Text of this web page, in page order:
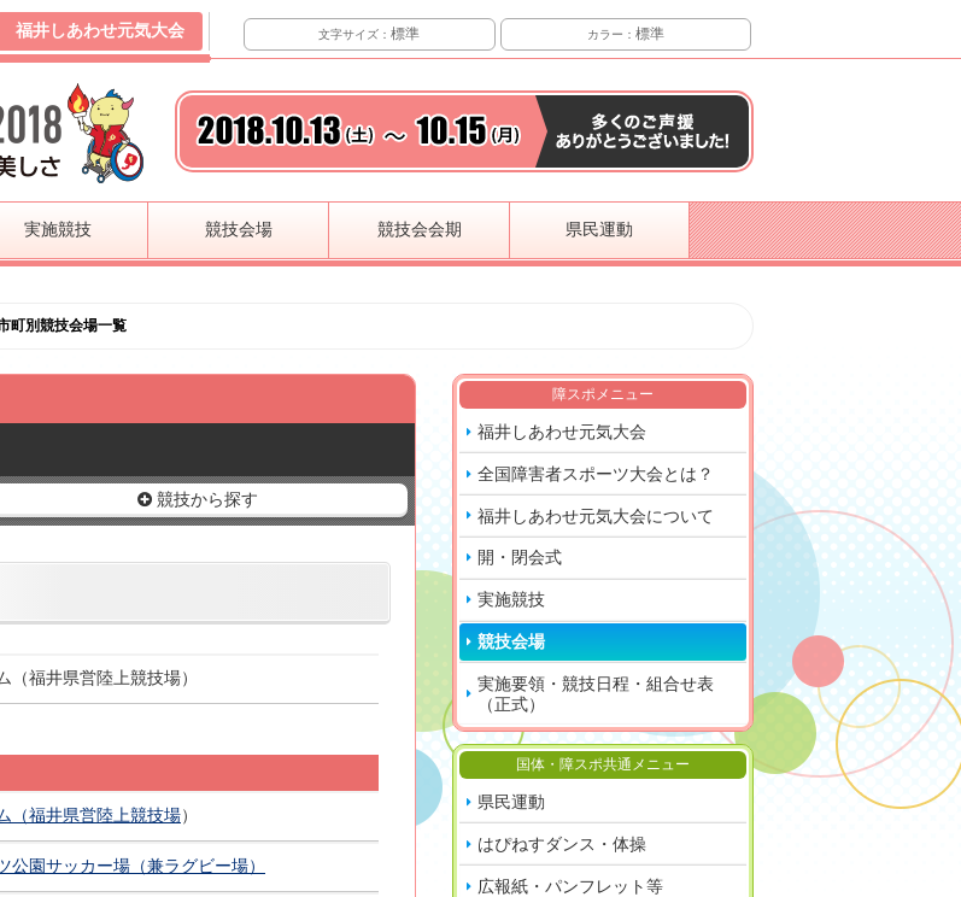
福井しあわせ元気大会 文字サイズ：標準 カラー： 標準
実施競技 競技会場 競技会会期 県民運動
町別競技会場一覧
競技から探す
（福井県営陸上競技場）
（福井県営陸上競技場）
公園サッカー場（兼ラグビー場）
障スポメニュー
福井しあわせ元気大会
全国障害者スポーツ大会とは？
福井しあわせ元気大会について
開・閉会式
実施競技
競技会場
実施要領・競技日程・組合せ表
（正式）
国体・障スポ共通メニュー
県民運動
はぴねすダンス・体操
広報紙・パンフレット等